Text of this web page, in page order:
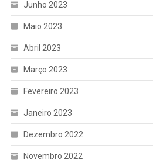
Junho 2023
Maio 2023
Abril 2023
Março 2023
Fevereiro 2023
Janeiro 2023
Dezembro 2022
Novembro 2022